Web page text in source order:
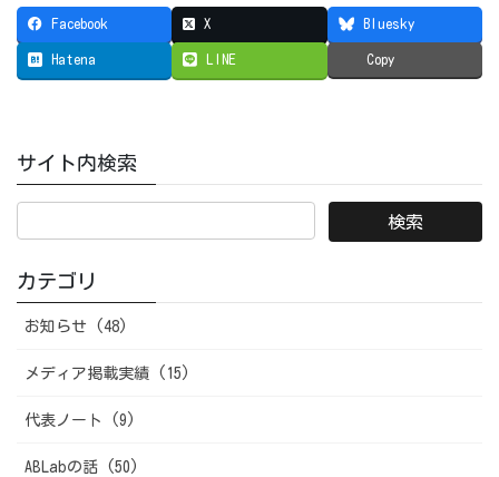
Facebook X Bluesky
Hatena LINE Copy
サイト内検索
カテゴリ
お知らせ (48)
メディア掲載実績 (15)
代表ノート (9)
ABLabの話 (50)